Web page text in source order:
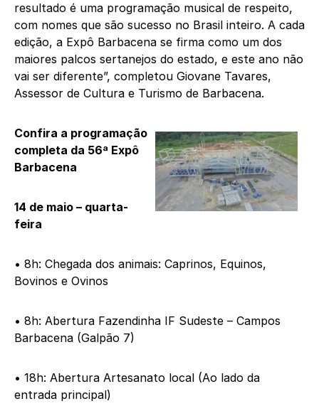
resultado é uma programação musical de respeito,
com nomes que são sucesso no Brasil inteiro. A cada
edição, a Expô Barbacena se firma como um dos
maiores palcos sertanejos do estado, e este ano não
vai ser diferente”, completou Giovane Tavares,
Assessor de Cultura e Turismo de Barbacena.
Confira a programação
completa da 56ª Expô
Barbacena
14 de maio – quarta-
feira
• 8h: Chegada dos animais: Caprinos, Equinos,
Bovinos e Ovinos
• 8h: Abertura Fazendinha IF Sudeste – Campos
Barbacena (Galpão 7)
• 18h: Abertura Artesanato local (Ao lado da
entrada principal)